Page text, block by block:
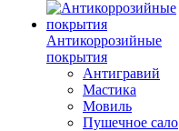
Антикоррозийные
покрытия
Антигравий
Мастика
Мовиль
Пушечное сало